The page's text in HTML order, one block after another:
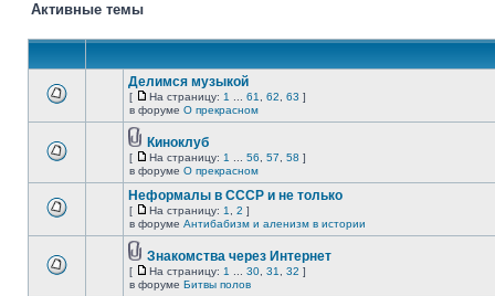
Активные темы
Делимся музыкой
[ На страницу: 1 61 62 63 ]
в форуме О прекрасном
Киноклуб
[ На страницу: 1 56 57 58 ]
в форуме О прекрасном
Неформалы в СССР и не только
[ На страницу: 1 2 ]
в форуме Антибабизм и аленизм в истории
Знакомства через Интернет
[ На страницу: 1 30 31 32 ]
в форуме Битвы полов